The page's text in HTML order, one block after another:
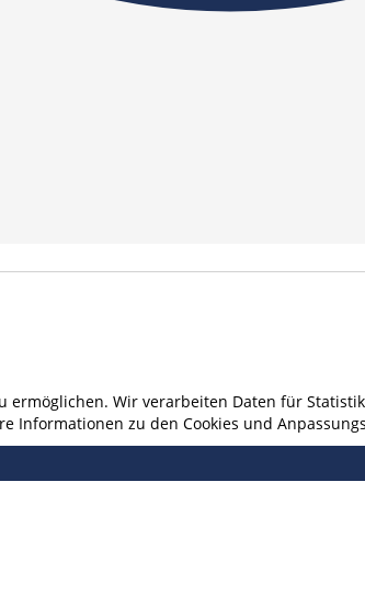
Wir verarbeiten Daten für
zu den Cookies und